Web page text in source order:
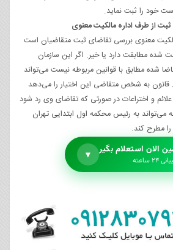
خود را ثبت نماید.
از طرف اداره مالکیت معنوی
معنوی بررسی تقاضای ثبت متقاضیان است
شده مطابقت دارد یا خیر. اگر این سازمان
شده مطابق با قوانین مربوطه نیست می‌تواند
به شخص متقاضی این اختیار را می‌دهد
قانون ثبت علائم و اختراعات در صورتی که تقاضای وی رد شود
می‌تواند به رئیس محکمه اول ابتدایی تهران
مطرح کند.
الان استعلام بگیر
ساعته
▼